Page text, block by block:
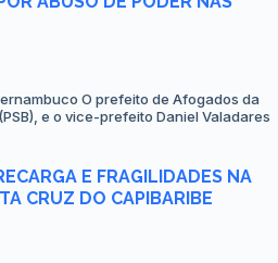
O prefeito de Afogados da
e o vice-prefeito Daniel Valadares
E FRAGILIDADES NA
CRUZ DO CAPIBARIBE